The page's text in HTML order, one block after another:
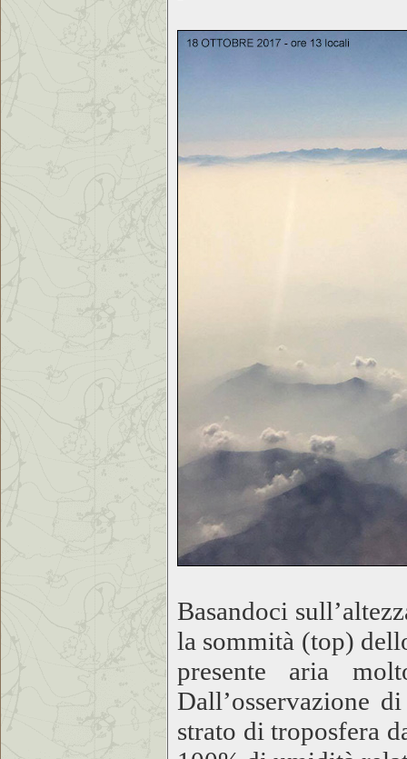
Basandoci
la sommità (top)
presente aria
Dall’osservazione
strato di troposfera